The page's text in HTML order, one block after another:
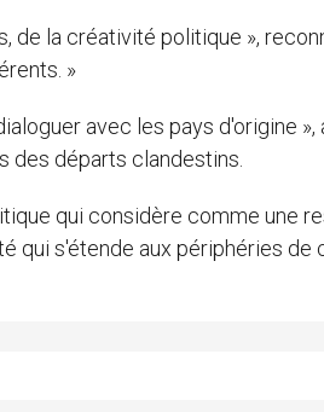
la créativité politique »,
»
avec les pays d'origine
des départs clandestins.
qui considère comme une
qui s'étende aux périphéries